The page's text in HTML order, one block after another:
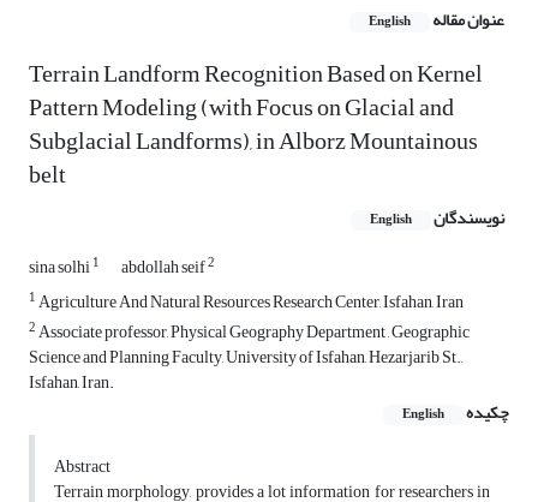
عنوان مقاله English
Terrain Landform Recognition Based on Kernel
Pattern Modeling (with Focus on Glacial and
Subglacial Landforms), in Alborz Mountainous
belt
نویسندگان English
sina solhi1 abdollah seif2
1Agriculture And Natural Resources Research Center, Isfahan, Iran
2Associate professor, Physical Geography Department , Geographic
Science and Planning Faculty, University of Isfahan, Hezarjarib St.,
Isfahan, Iran.
چکیده
English
Abstract
Terrain morphology, provides a lot information for researchers in